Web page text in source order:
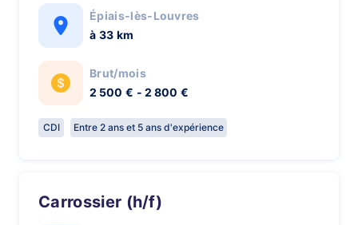
Épiais-lès-Louvres
à 33 km
Brut/mois
2 500 € - 2 800 €
CDI Entre 2 ans et 5 ans d'expérience
Carrossier (h/f)